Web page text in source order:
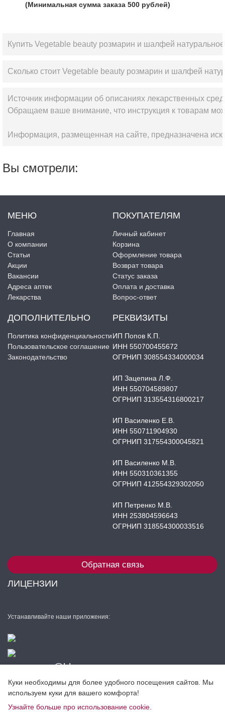
(Минимальная сумма заказа 500 рублей)
Купить Vegetable beauty розмарин и шалфей
Сколько стоит Vegetable beauty розмарин и шалфей
Источник информации об описаниях лекарственных
Обращаем ваше внимание, что инструкция к товарам
Информация, размещенная на сайте, предназначена
Вы смотрели:
МЕНЮ
Главная
О компании
Статьи
Акции
Вакансии
Адреса аптек
Лекарства
ПОКУПАТЕЛЯМ
Личный кабинет
Корзина
Оформление товара
Возврат товара
Статус заказа
Оплата и доставка
Вопрос-ответ
ДОПОЛНИТЕЛЬНО
Политика конфиденциальности
Пользовательское соглашение
Законодательство
РЕКВИЗИТЫ
ИП Попов К.П.
ИНН 550700455672
ОГРНИП 308554334000034
ИП Зацепина Л.Ф.
ИНН 550704589807
ОГРНИП 313554316800217
ИП Василенко Е.В.
ИНН 550711904930
ОГРНИП 317554300045821
ИП Василенко М.В.
ИНН 550310361355
ОГРНИП 412554329302050
ИП Петренко М.В.
ИНН 253804596643
ОГРНИП 318554300033516
Обратная связь
ЛИЦЕНЗИИ
Устанавливайте наши приложения:
semeynay@bk.ru
+7 (983) 563-52-25
Разработка сайта
Куки необходимы для более удобного посещения сайтов. Мы
используем куки для вашего комфорта!
Узнайте больше про использование cookie.